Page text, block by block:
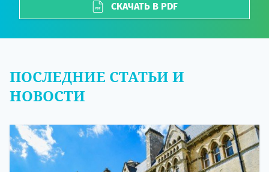
СКАЧАТЬ В PDF
ПОСЛЕДНИЕ СТАТЬИ И
НОВОСТИ